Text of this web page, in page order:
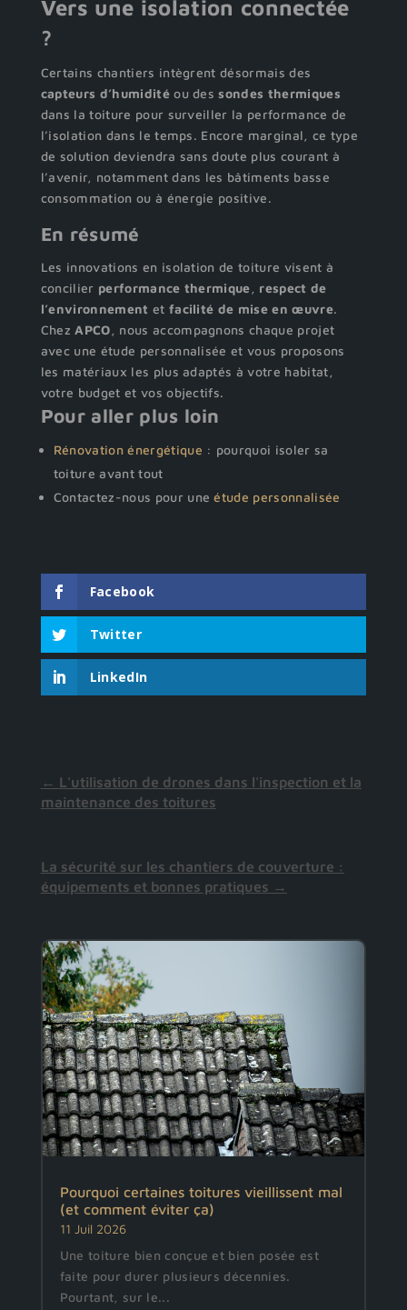
Vers une isolation connectée
?
Certains chantiers intègrent désormais des
capteurs d’humiditéou dessondes thermiques
dans la toiture pour surveiller la performance de
l’isolation dans le temps. Encore marginal, ce type
de solution deviendra sans doute plus courant à
l’avenir, notamment dans les bâtiments basse
consommation ou à énergie positive.
En résumé
Les innovations en isolation de toiture visent à
concilier performance thermique
respect de
l’environnement et facilité de mise en œuvre.
ChezAPCO , nous accompagnons chaque projet
avec une étude personnalisée et vous proposons
les matériaux les plus adaptés à votre habitat,
votre budget et vos objectifs.
Pour aller plus loin
Rénovation énergétique : pourquoi isoler sa
toiture avant tout
Contactez-nous pour uneétude personnalisée
Facebook
Twitter
LinkedIn
← L'utilisation de drones dans l'inspection et la
maintenance des toitures
La sécurité sur les chantiers de couverture :
équipements et bonnes pratiques →
Pourquoi certaines toitures vieillissent mal
(et comment éviter ça)
11 Juil 2026
Une toiture bien conçue et bien posée est
faite pour durer plusieurs décennies.
Pourtant, sur le...